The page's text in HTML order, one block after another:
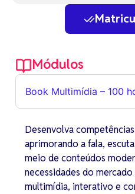
Módulos
Book Multimídia – 100
Desenvolva
aprimorando a fala,
meio de conteúdos
necessidades do
multimídia, interativo e